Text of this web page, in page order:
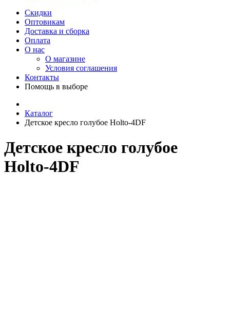
Скидки
Оптовикам
Доставка и сборка
Оплата
О нас
О магазине
Условия соглашения
Контакты
Помощь в выборе
Каталог
Детское кресло голубое Holto-4DF
Детское кресло голубое
Holto-4DF